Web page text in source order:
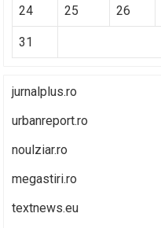
24 25 26
31
jurnalplus.ro
urbanreport.ro
noulziar.ro
megastiri.ro
textnews.eu